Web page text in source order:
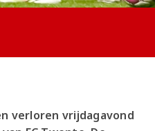
verloren vrijdagavond